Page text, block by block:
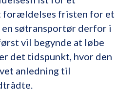
forældelses fristen for et
søtransportør derfor i
vil begynde at løbe
det tidspunkt, hvor den
anledning til